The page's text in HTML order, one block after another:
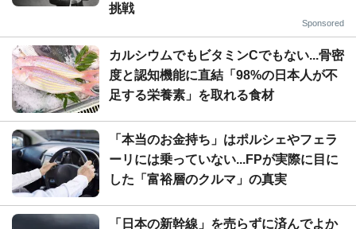
挑戦
Sponsored
カルシウムでもビタミンCでもない...骨密
度と認知機能に直結「98%の日本人が不
足する栄養素」を取れる食材
「本当のお金持ち」はポルシェやフェラ
ーリには乗っていない...FPが実際に目に
した「富裕層のクルマ」の真実
「日本の新幹線」を売らずに済んでよか